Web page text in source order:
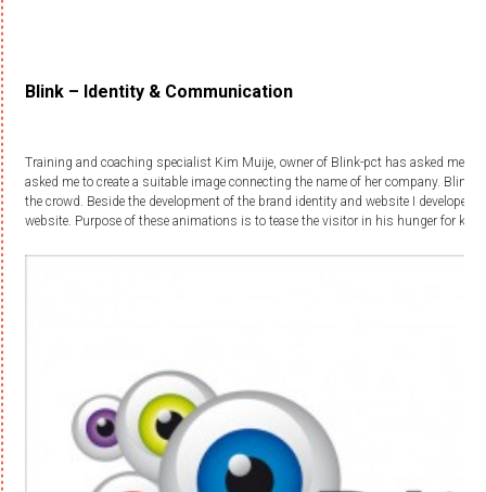
Blink – Identity & Communication
Training and coaching specialist Kim Muije, owner of Blink-pct has asked me
asked me to create a suitable image connecting the name of her company.
the crowd. Beside the development of the brand identity and website I
website. Purpose of these animations is to tease the visitor in his hunger for